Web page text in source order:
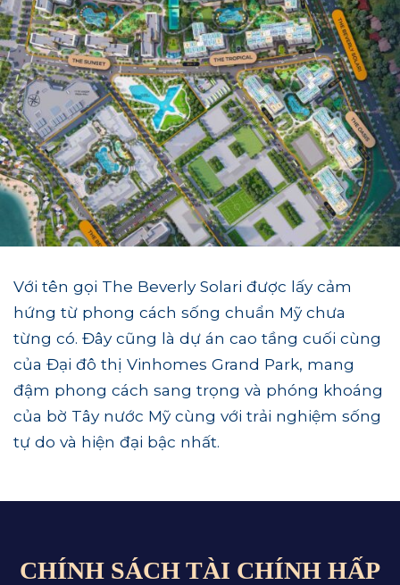
Với tên gọi The Beverly Solari được lấy cảm
hứng từ phong cách sống chuẩn Mỹ chưa
từng có. Đây cũng là dự án cao tầng cuối cùng
của Đại đô thị Vinhomes Grand Park, mang
đậm phong cách sang trọng và phóng khoáng
của bờ Tây nước Mỹ cùng với trải nghiệm sống
tự do và hiện đại bậc nhất.
CHÍNH SÁCH TÀI CHÍNH HẤP